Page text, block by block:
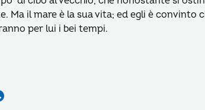
Ma il mare è la sua vita; ed egli è
per lui i bei tempi.